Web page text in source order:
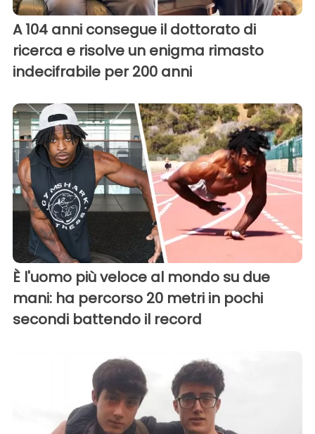
A 104 anni consegue il dottorato di
ricerca e risolve un enigma rimasto
indecifrabile per 200 anni
È l'uomo più veloce al mondo su due
mani: ha percorso 20 metri in pochi
secondi battendo il record